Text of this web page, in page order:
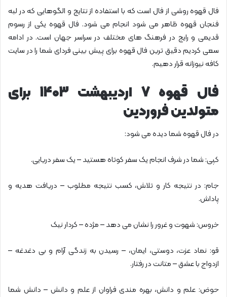
فال قهوه روشی از فال است که با استفاده از نتایج و الگوهایی که در لبه
فنجان قهوه ظاهر می شود انجام می شود. فال قهوه یکی از رسوم
قدیمی و رایج در فرهنگ های مختلف در سراسر جهان است. در ادامه
سعی کردیم دقیق ترین فال قهوه برای پیش بینی فردای شما را در سایت
کافه نیوزانه قرار دهیم.
فال قهوه 7 اردیبهشت 1403 برای
متولدین فروردین
در فال قهوه شما دیده می شود:
کپی: شما در شرف انجام یک سفر کوتاه هستید – یک سفر دریایی.
جام: در نتیجه کار و تلاش، کسب نتیجه مطلوب – دریافت هدیه و
پاداش.
خروس: شهوت و غرور را نشان می دهد – مژده – کردار نیک
قو: نماد عزت، دوستی، ایمان، – رسیدن به زندگی آرام و بی دغدغه –
ازدواج با عشق – متانت در رفتار.
حوض: علم و دانش، بهره مندی فراوان از علم و دانش – دانش شما